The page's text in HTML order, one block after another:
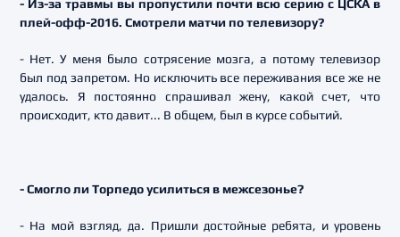
- Из-за травмы вы пропустили почти всю серию с ЦСКА в
плей-офф-2016. Смотрели матчи по телевизору?
- Нет. У меня было сотрясение мозга, а потому телевизор
был под запретом. Но исключить все переживания все же не
удалось. Я постоянно спрашивал жену, какой счет, что
происходит, кто давит... В общем, был в курсе событий.
- Смогло ли Торпедо усилиться в межсезонье?
- На мой взгляд, да. Пришли достойные ребята, и уровень